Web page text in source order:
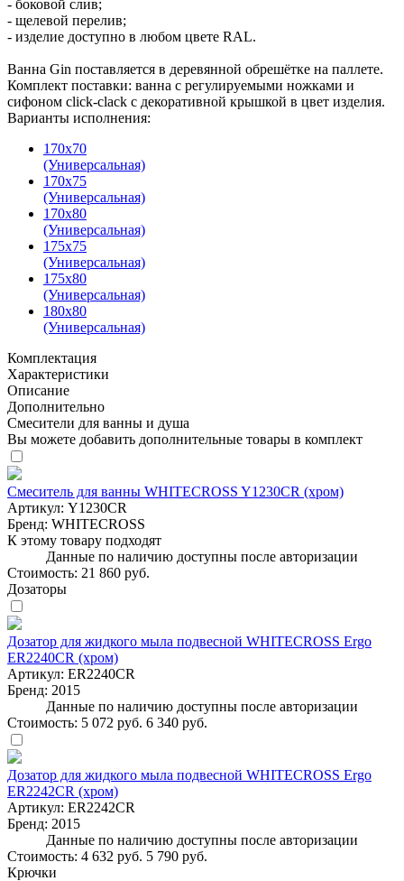
- боковой слив;
- щелевой перелив;
- изделие доступно в любом цвете RAL.
Ванна Gin поставляется в деревянной обрешётке на паллете.
Комплект поставки: ванна с регулируемыми ножками и
сифоном click-clack с декоративной крышкой в цвет изделия.
Варианты исполнения:
170х70
(Универсальная)
170х75
(Универсальная)
170x80
(Универсальная)
175х75
(Универсальная)
175х80
(Универсальная)
180х80
(Универсальная)
Комплектация
Характеристики
Описание
Дополнительно
Смесители для ванны и душа
Вы можете добавить дополнительные товары в комплект
Смеситель для ванны WHITECROSS Y1230CR (хром)
Артикул: Y1230CR
Бренд: WHITECROSS
К этому товару подходят
Данные по наличию доступны после авторизации
Стоимость: 21 860 руб.
Дозаторы
Дозатор для жидкого мыла подвесной WHITECROSS Ergo
ER2240CR (хром)
Артикул: ER2240CR
Бренд: 2015
Данные по наличию доступны после авторизации
Стоимость: 5 072 руб. 6 340 руб.
Дозатор для жидкого мыла подвесной WHITECROSS Ergo
ER2242CR (хром)
Артикул: ER2242CR
Бренд: 2015
Данные по наличию доступны после авторизации
Стоимость: 4 632 руб. 5 790 руб.
Крючки